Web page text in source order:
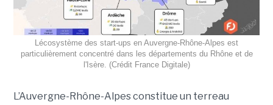
Lécosystème des start-ups en Auvergne-Rhône-Alpes est
particulièrement concentré dans les départements du Rhône et de
l'Isère. (Crédit France Digitale)
L’Auvergne-Rhône-Alpes constitue un terreau